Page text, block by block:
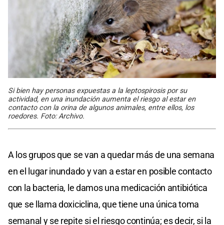
Si bien hay personas expuestas a la leptospirosis por su
actividad, en una inundación aumenta el riesgo al estar en
contacto con la orina de algunos animales, entre ellos, los
roedores. Foto: Archivo.
A los grupos que se van a quedar más de una semana
en el lugar inundado y van a estar en posible contacto
con la bacteria, le damos una medicación antibiótica
que se llama doxiciclina, que tiene una única toma
semanal y se repite si el riesgo continúa; es decir, si la